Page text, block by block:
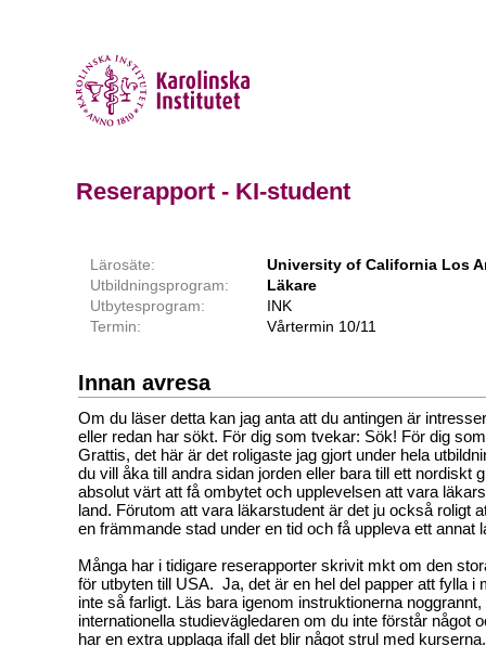
Reserapport - KI-student
Lärosäte:
University of California Los
Utbildningsprogram:
Läkare
Utbytesprogram:
INK
Termin:
Vårtermin 10/11
Innan avresa
Om du läser detta kan jag anta att du antingen är
eller redan har sökt. För dig som tvekar: Sök! För dig
Grattis, det här är det roligaste jag gjort under hela
du vill åka till andra sidan jorden eller bara till ett nordiskt
absolut värt att få ombytet och upplevelsen att vara
land. Förutom att vara läkarstudent är det ju också roligt
en främmande stad under en tid och få uppleva ett annat
Många har i tidigare reserapporter skrivit mkt om den
för utbyten till USA. Ja, det är en hel del papper att fylla i
inte så farligt. Läs bara igenom instruktionerna noggrannt,
internationella studievägledaren om du inte förstår något
har en extra upplaga ifall det blir något strul med